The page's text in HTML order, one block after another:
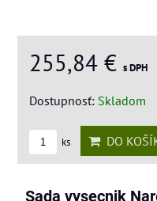
255,84 € s DPH
Dostupnosť: Skladom
ks DO
Sada vysecnik